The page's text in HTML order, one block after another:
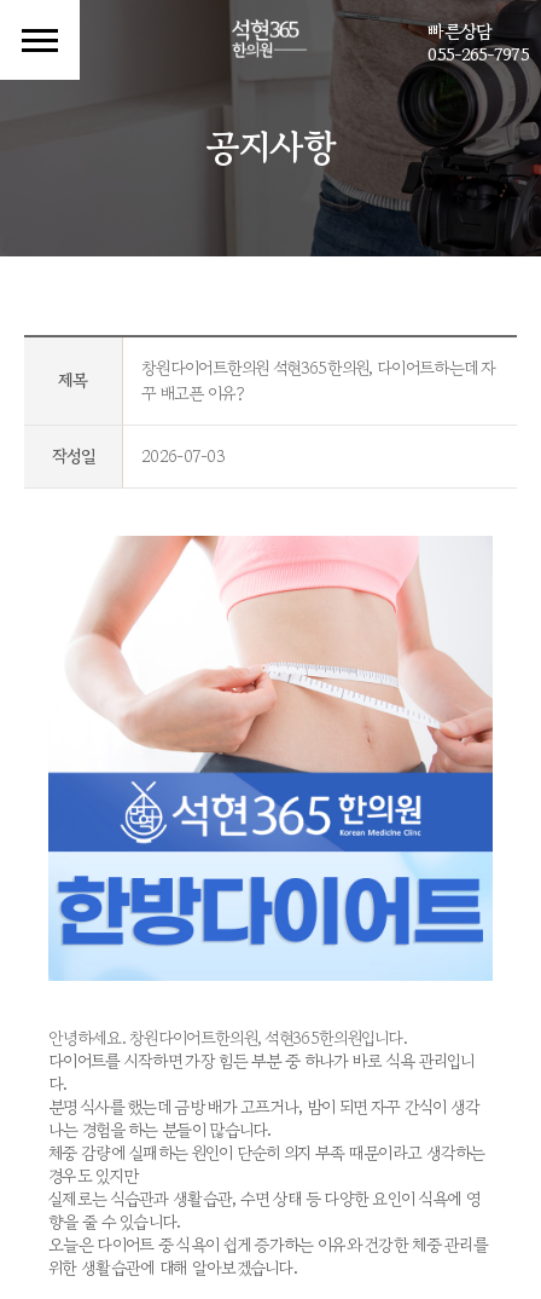
빠른상담
055-265-7975
공지사항
제목
창원다이어트한의원 석현365한의원, 다이어트하는데 자
꾸 배고픈 이유?
작성일 2026-07-03
안녕하세요. 창원다이어트한의원, 석현365한의원입니다.
다이어트를 시작하면 가장 힘든 부분 중 하나가 바로 식욕 관리입니
다.
분명 식사를 했는데 금방 배가 고프거나, 밤이 되면 자꾸 간식이 생각
나는 경험을 하는 분들이 많습니다.
체중 감량에 실패하는 원인이 단순히 의지 부족 때문이라고 생각하는
경우도 있지만
실제로는 식습관과 생활습관, 수면 상태 등 다양한 요인이 식욕에 영
향을 줄 수 있습니다.
오늘은 다이어트 중 식욕이 쉽게 증가하는 이유와 건강한 체중 관리를
위한 생활습관에 대해 알아보겠습니다.